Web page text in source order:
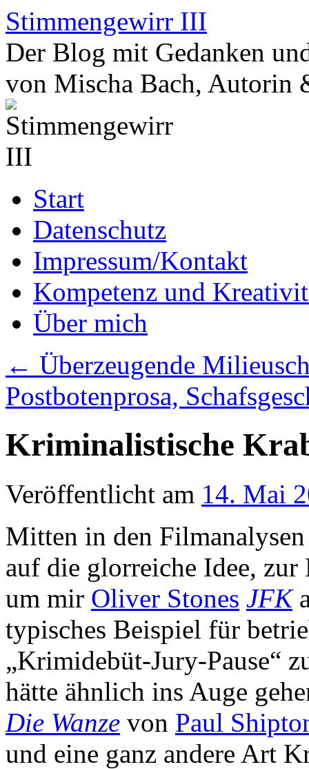
Zum
Inhalt
springen
Stimmengewirr III
Der Blog mit Gedanken
von Mischa Bach, Autorin
Start
Datenschutz
Impressum/Kontakt
Kompetenz und
Über mich
← Überzeugende
Postbotenprosa,
Kriminalistische
Veröffentlicht am 14. Mai
Mitten in den
auf die glorreiche Idee,
um mir Oliver Stones JFK
typisches Beispiel für
„Krimidebüt-Jury-Pause“
hätte ähnlich ins Auge
Die Wanze von Paul
und eine ganz andere Art